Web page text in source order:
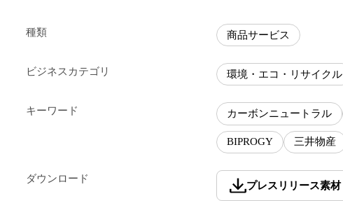
種類 商品サービス
ビジネスカテゴリ 環境・エコ・リサイクル
キーワード カーボンニュートラル
BIPROGY 三井物産
ダウンロード
プレスリリース素材